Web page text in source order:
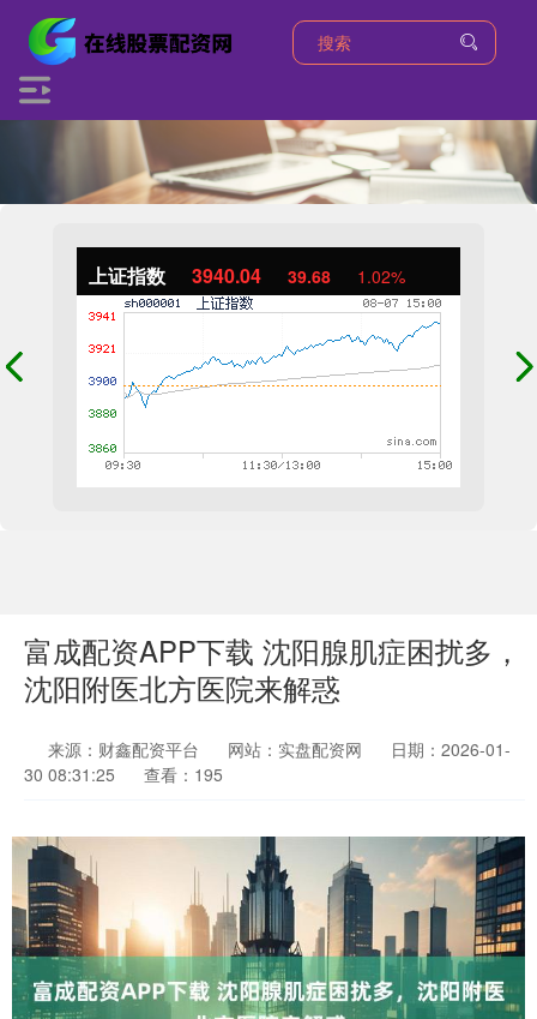
上证指数 3940.04 39.68 1.02%
富成配资APP下载 沈阳腺肌症困扰多，
沈阳附医北方医院来解惑
来源：财鑫配资平台 网站：实盘配资网
日期：2026-01-
30 08:31:25
查看：195